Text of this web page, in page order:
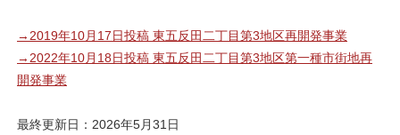
→2019年10月17日投稿 東五反田二丁目第3地区再開発事業
→2022年10月18日投稿 東五反田二丁目第3地区第一種市街地再
開発事業
最終更新日：2026年5月31日